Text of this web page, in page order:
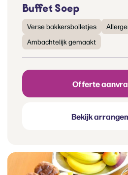
Buffet Soep
Verse bakkersbolletjes
Ambachtelijk gemaakt
Offerte
Bekijk